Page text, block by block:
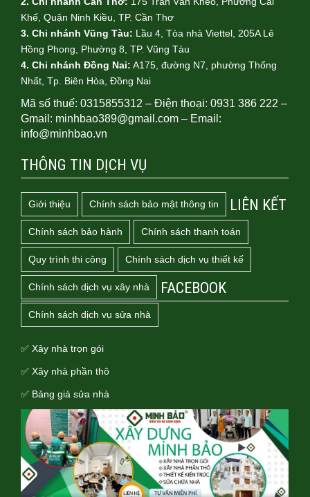
Khế, Quận Ninh Kiều, TP. Cần Thơ
3. Chi nhánh Vũng Tàu: Lầu 4, Tòa nhà Viettel, 205A Lê
Hồng Phong, Phường 8, TP. Vũng Tàu
4. Chi nhánh Đồng Nai: A175, đường N7, phường Thống
Nhất, Tp. Biên Hòa, Đồng Nai
Mã số thuế: 0315855312 – Điện thoại: 0931 386 222 –
Gmail: minhbao389@gmail.com – Email:
info@minhbao.vn
THÔNG TIN DỊCH VỤ
Giới thiệu Chính sách bảo mật thông tin
Chính sách bảo hành Chính sách thanh toán
Quy trình thi công Chính sách dịch vụ thiết kế
Chính sách dịch vụ xây nhà
Chính sách dịch vụ sửa nhà
✅ Xây nhà trọn gói
✅ Xây nhà phần thô
✅ Bảng giá sửa nhà
LIÊN KẾT
FACEBOOK